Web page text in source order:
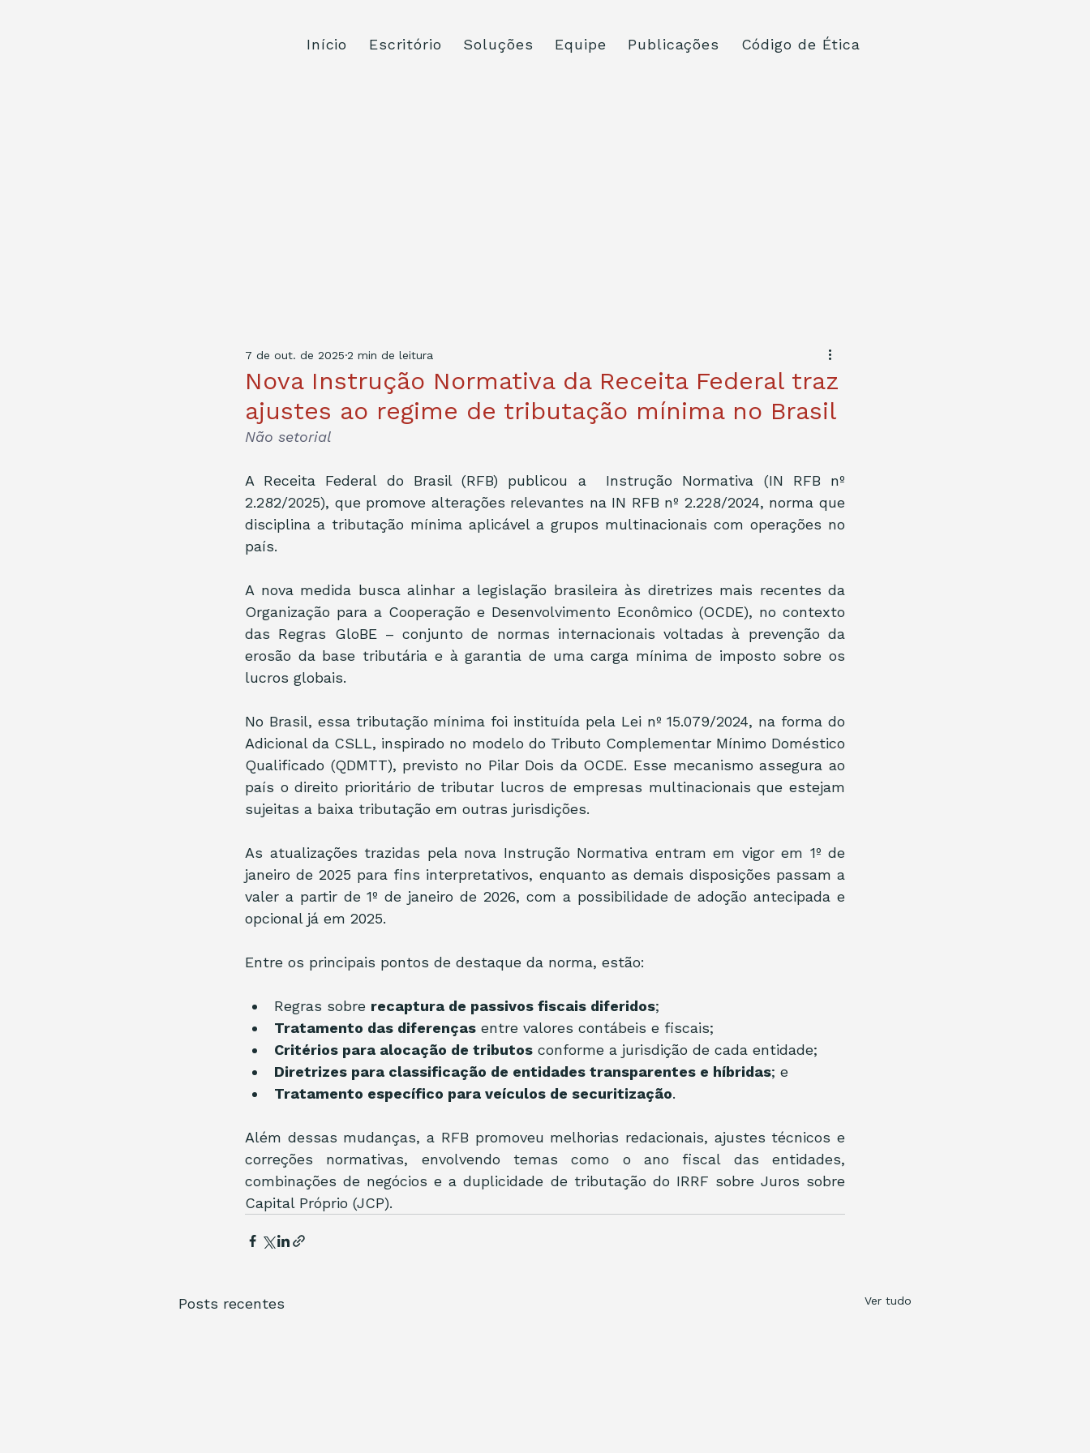
Início Escritório Soluções Equipe Publicações Código de Ética
Nova Instrução Normativa da Receita Federal traz
ajustes ao regime de tributação mínima no Brasil
7 de out. de 2025 2 min de leitura
Não setorial
A Receita Federal do Brasil (RFB) publicou a  Instrução Normativa (IN RFB nº
2.282/2025), que promove alterações relevantes na IN RFB nº 2.228/2024, norma que
disciplina a tributação mínima aplicável a grupos multinacionais com operações no
país.
A nova medida busca alinhar a legislação brasileira às diretrizes mais recentes da
Organização para a Cooperação e Desenvolvimento Econômico (OCDE), no contexto
das Regras GloBE – conjunto de normas internacionais voltadas à prevenção da
erosão da base tributária e à garantia de uma carga mínima de imposto sobre os
lucros globais.
No Brasil, essa tributação mínima foi instituída pela Lei nº 15.079/2024, na forma do
Adicional da CSLL, inspirado no modelo do Tributo Complementar Mínimo Doméstico
Qualificado (QDMTT), previsto no Pilar Dois da OCDE. Esse mecanismo assegura ao
país o direito prioritário de tributar lucros de empresas multinacionais que estejam
sujeitas a baixa tributação em outras jurisdições.
As atualizações trazidas pela nova Instrução Normativa entram em vigor em 1º de
janeiro de 2025 para fins interpretativos, enquanto as demais disposições passam a
valer a partir de 1º de janeiro de 2026, com a possibilidade de adoção antecipada e
opcional já em 2025.
Entre os principais pontos de destaque da norma, estão:
Regras sobre recaptura de passivos fiscais diferidos;
Tratamento das diferenças entre valores contábeis e fiscais;
Critérios para alocação de tributos conforme a jurisdição de cada entidade;
Diretrizes para classificação de entidades transparentes e híbridas; e
Tratamento específico para veículos de securitização.
Além dessas mudanças, a RFB promoveu melhorias redacionais, ajustes técnicos e
correções normativas, envolvendo temas como o ano fiscal das entidades,
combinações de negócios e a duplicidade de tributação do IRRF sobre Juros sobre
Capital Próprio (JCP).
Posts recentes Ver tudo